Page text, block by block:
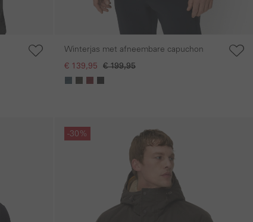
Winterjas met afneembare capuchon
€ 139,95 € 199,95
-30%